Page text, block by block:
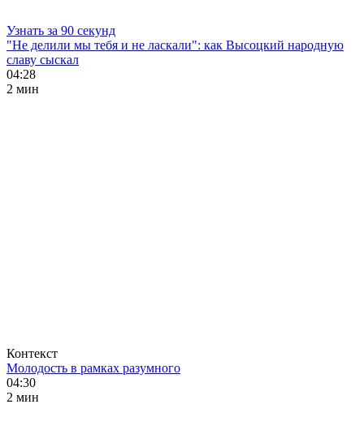
Узнать за 90 секунд
"Не делили мы тебя и не ласкали": как Высоцкий народную
славу сыскал
04:28
2 мин
Контекст
Молодость в рамках разумного
04:30
2 мин